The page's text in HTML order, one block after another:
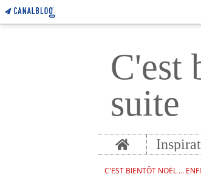
C'est
suite
Home
C'EST BIENTÔT NOËL ...